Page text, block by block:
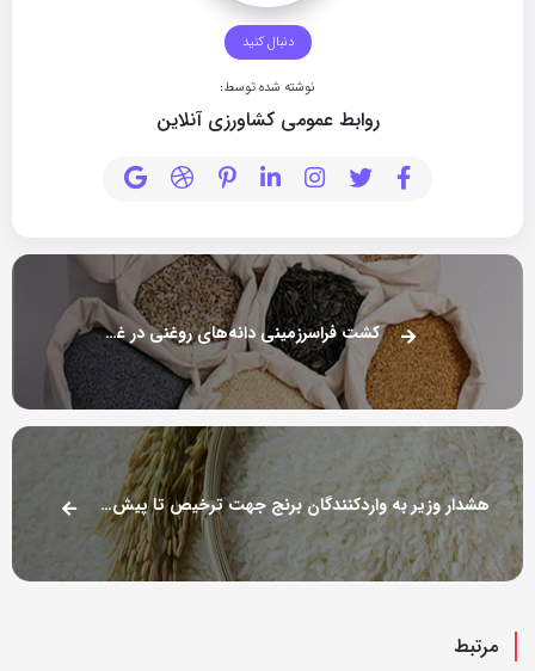
دنبال کنید
نوشته شده توسط:
روابط عمومی کشاورزی آنلاین
کشت فراسرزمینی دانه‌های روغنی در غنا کلید خورد
هشدار وزیر به واردکنندگان برنج جهت ترخیص تا پیش از فصل برداشت
مرتبط